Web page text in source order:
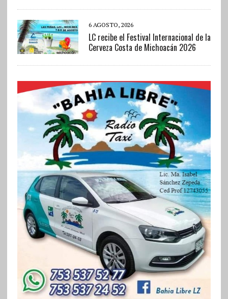
6 AGOSTO, 2026
LC recibe el Festival Internacional de la
Cerveza Costa de Michoacán 2026